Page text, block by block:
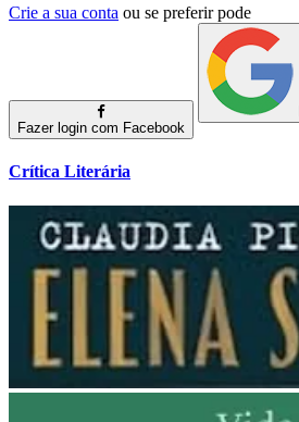
Crie a sua conta ou se preferir pode
Fazer login com Facebook
Crítica Literária